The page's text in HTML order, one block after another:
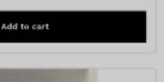
Add to cart